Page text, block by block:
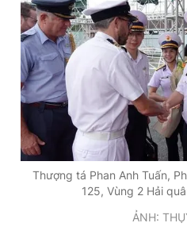
Tiện ích
Thông tin tòa soạn
Đọc Thanh Niên trên điện
Thượng tá Phan Anh Tuấn,
125, Vùng 2 Hải
ẢNH: